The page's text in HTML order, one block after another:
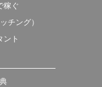
稼ぐ
チング）
ント